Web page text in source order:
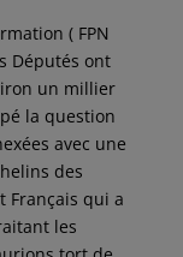
( FPN
Députés ont
un millier
la question
avec une
des
Français qui a
les